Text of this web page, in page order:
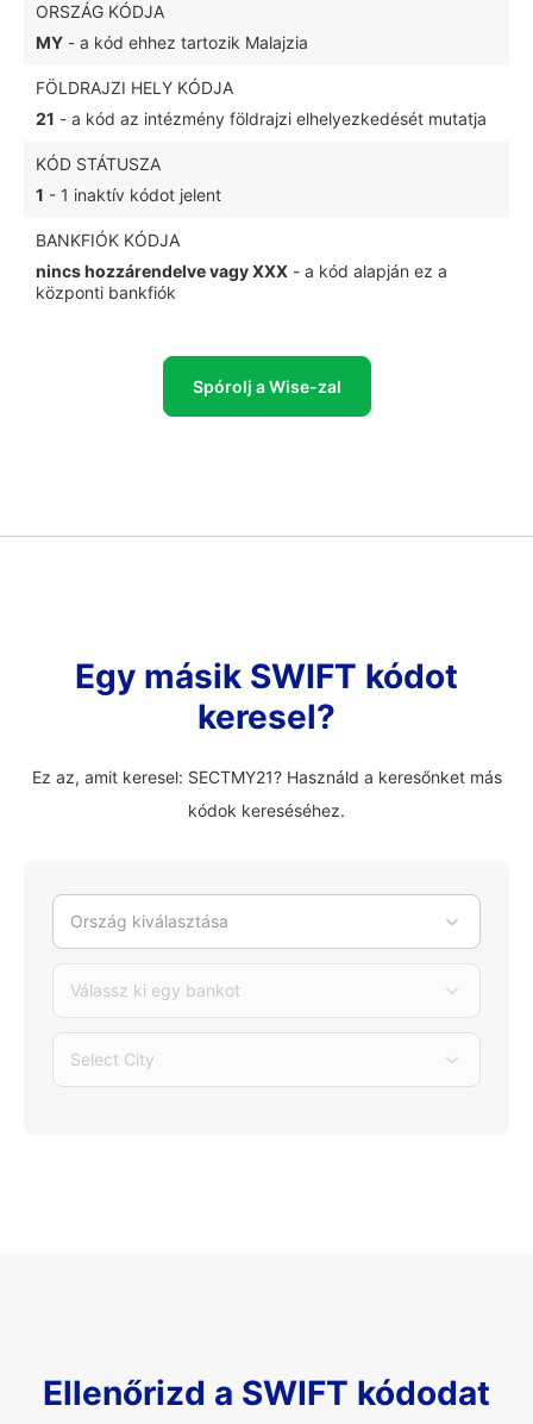
ORSZÁG KÓDJA
MY - a kód ehhez tartozik Malajzia
FÖLDRAJZI HELY KÓDJA
21 - a kód az intézmény földrajzi elhelyezkedését mutatja
KÓD STÁTUSZA
1 - 1 inaktív kódot jelent
BANKFIÓK KÓDJA
nincs hozzárendelve vagy XXX - a kód alapján ez a
központi bankfiók
Spórolj a Wise-zal
Egy másik SWIFT kódot
keresel?
Ez az, amit keresel: SECTMY21? Használd a keresőnket más
kódok kereséséhez.
Ország kiválasztása
Válassz ki egy bankot
Select City
Ellenőrizd a SWIFT kódodat